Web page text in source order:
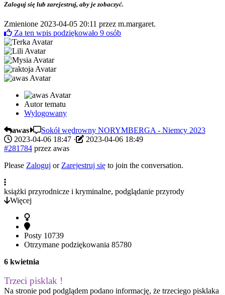
Zaloguj się lub zarejestruj, aby je zobaczyć.
Zmienione 2023-04-05 20:11 przez m.margaret.
Za ten wpis podziękowało 9 osób
Autor tematu
Wylogowany
awas
Sokół wędrowny NORYMBERGA - Niemcy 2023
2023-04-06 18:47 ·
2023-04-06 18:49
#281784 przez awas
Please Zaloguj or Zarejestruj się to join the conversation.
książki przyrodnicze i kryminalne, podglądanie przyrody
Więcej
Posty 10739
Otrzymane podziękowania 85780
6 kwietnia
Trzeci pisklak !
Na stronie pod podglądem podano informację, że trzeciego pisklaka